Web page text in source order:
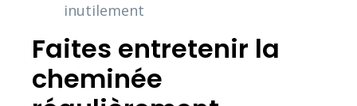
inutilement
Faites entretenir la
cheminée